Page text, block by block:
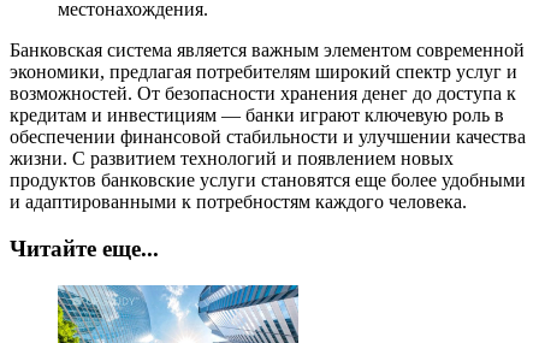
местонахождения.
Банковская система является важным элементом современной
экономики, предлагая потребителям широкий спектр услуг и
возможностей. От безопасности хранения денег до доступа к
кредитам и инвестициям — банки играют ключевую роль в
обеспечении финансовой стабильности и улучшении качества
жизни. С развитием технологий и появлением новых
продуктов банковские услуги становятся еще более удобными
и адаптированными к потребностям каждого человека.
Читайте еще...